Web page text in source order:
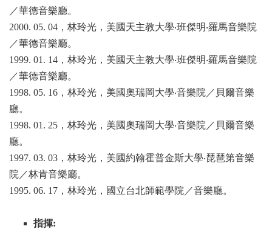
／華德音樂廳。
2000. 05. 04 ，林玲光，美國天主教大學‧班傑明‧羅馬音樂院
／華德音樂廳。
1999. 01. 14 ，林玲光，美國天主教大學‧班傑明‧羅馬音樂院
／華德音樂廳。
1998. 05. 16 ，林玲光，美國奧瑞岡大學‧音樂院／貝爾音樂
廳。
1998. 01. 25 ，林玲光，美國奧瑞岡大學‧音樂院／貝爾音樂
廳。
1997. 03. 03 ，林玲光，美國約翰霍普金斯大學‧琵琶第音樂
院／林肯音樂廳。
1995. 06. 17 ，林玲光，國立台北師範學院／音樂廳。
指揮: